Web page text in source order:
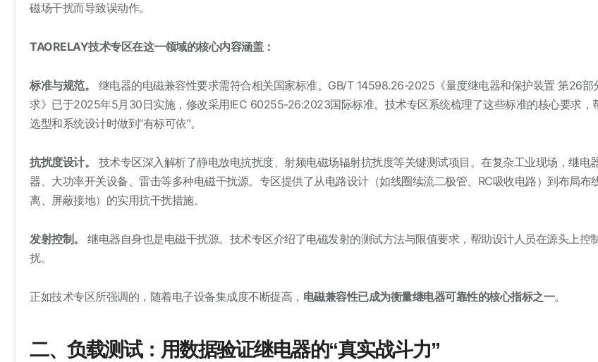
磁场干扰而导致误动作。
TAORELAY技术专区在这一领域的核心内容涵盖：
标准与规范。
继电器的电磁兼容性要求需符合相关国家标准。GB/T 14598.26-2025《量度继电器和保护装置 第26部
求》已于2025年5月30日实施，修改采用IEC 60255-26:2023国际标准。技术专区系统梳理了这些标准的核心要求，
选型和系统设计时做到“有标可依”。
抗扰度设计。
技术专区深入解析了静电放电抗扰度、射频电磁场辐射抗扰度等关键测试项目。在复杂工业现场，继电
器、大功率开关设备、雷击等多种电磁干扰源。专区提供了从电路设计（如线圈续流二极管、RC吸收电路）到布局布
离、屏蔽接地）的实用抗干扰措施。
发射控制。
继电器自身也是电磁干扰源。技术专区介绍了电磁发射的测试方法与限值要求，帮助设计人员在源头上控
扰。
正如技术专区所强调的，随着电子设备集成度不断提高， 电磁兼容性已成为衡量继电器可靠性的核心指标之一。
二、负载测试：用数据验证继电器的“真实战斗力”